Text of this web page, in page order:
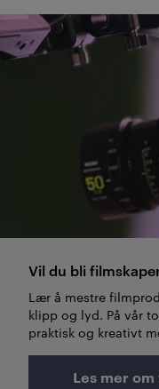
Vil du bli
Lær å mestre
klipp og lyd. På vår
praktisk og kreativt
Les mer